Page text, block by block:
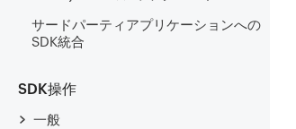
サードパーティアプリケーションへの
SDK統合
SDK操作
一般